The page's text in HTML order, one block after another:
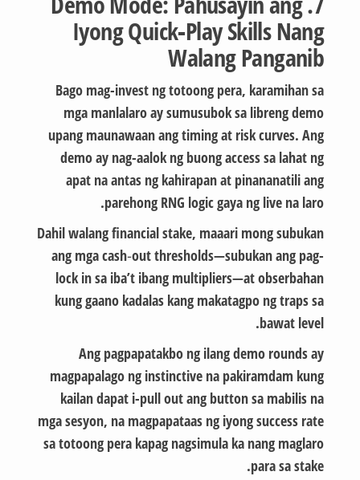
Iyong Quick‑Play Skills Nang
Walang Panganib
Bago mag-invest ng totoong pera, karamihan sa
mga manlalaro ay sumusubok sa libreng demo
upang maunawaan ang timing at risk curves. Ang
demo ay nag-aalok ng buong access sa lahat ng
apat na antas ng kahirapan at pinananatili ang
parehong RNG logic gaya ng live na laro.
Dahil walang financial stake, maaari mong subukan
ang mga cash‑out thresholds—subukan ang pag-
lock in sa iba’t ibang multipliers—at obserbahan
kung gaano kadalas kang makatagpo ng traps sa
bawat level.
Ang pagpapatakbo ng ilang demo rounds ay
magpapalago ng instinctive na pakiramdam kung
kailan dapat i-pull out ang button sa mabilis na
mga sesyon, na magpapataas ng iyong success rate
sa totoong pera kapag nagsimula ka nang maglaro
para sa stake.